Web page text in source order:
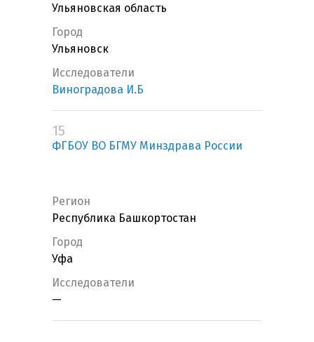
Ульяновская область
Город
Ульяновск
Исследователи
Виноградова И.Б
15
ФГБОУ ВО БГМУ Минздрава России
Регион
Республика Башкортостан
Город
Уфа
Исследователи
—